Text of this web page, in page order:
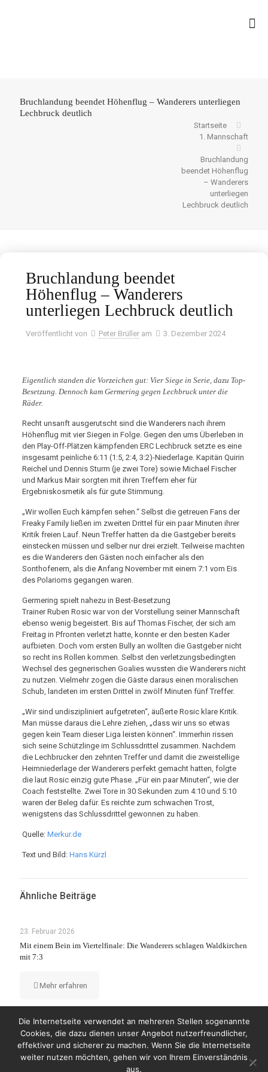
Bruchlandung beendet Höhenflug – Wanderers unterliegen
Lechbruck deutlich
Startseite
1. Mannschaft
Bruchlandung
beendet Höhenflug
– Wanderers
unterliegen
Lechbruck deutlich
Bruchlandung beendet
Höhenflug – Wanderers
unterliegen Lechbruck deutlich
Veröffentlicht von Peter Brüller am 3. Dezember 2024
Eigentlich standen die Vorzeichen gut: Vier Siege in Serie, dazu Top-
Besetzung. Dennoch kam Germering gegen Lechbruck unter die
Räder.
Recht unsanft ausgerutscht sind die Wanderers nach ihrem
Höhenflug mit vier Siegen in Folge. Gegen den ums Überleben in
den Play-Off-Plätzen kämpfenden ERC Lechbruck setzte es eine
insgesamt peinliche 6:11 (1:5, 2:4, 3:2)-Niederlage. Kapitän Quirin
Reichel und Dennis Sturm (je zwei Tore) sowie Michael Fischer
und Markus Mair sorgten mit ihren Treffern eher für
Ergebniskosmetik als für gute Stimmung.
„Wir wollen Euch kämpfen sehen.“ Selbst die getreuen Fans der
Freaky Family ließen im zweiten Drittel für ein paar Minuten ihrer
Kritik freien Lauf. Neun Treffer hatten da die Gastgeber bereits
einstecken müssen und selber nur drei erzielt. Teilweise machten
es die Wanderers den Gästen noch einfacher als den
Sonthofenern, als die Anfang November mit einem 7:1 vom Eis
des Polarioms gegangen waren.
Germering spielt nahezu in Best-Besetzung
Trainer Ruben Rosic war von der Vorstellung seiner Mannschaft
ebenso wenig begeistert. Bis auf Thomas Fischer, der sich am
Freitag in Pfronten verletzt hatte, konnte er den besten Kader
aufbieten. Doch vom ersten Bully an wollten die Gastgeber nicht
so recht ins Rollen kommen. Selbst den verletzungsbedingten
Wechsel des gegnerischen Goalies wussten die Wanderers nicht
zu nutzen. Vielmehr zogen die Gäste daraus einen moralischen
Schub, landeten im ersten Drittel in zwölf Minuten fünf Treffer.
„Wir sind undiszipliniert aufgetreten“, äußerte Rosic klare Kritik.
Man müsse daraus die Lehre ziehen, „dass wir uns so etwas
gegen kein Team dieser Liga leisten können“. Immerhin rissen
sich seine Schützlinge im Schlussdrittel zusammen. Nachdem
die Lechbrucker den zehnten Treffer und damit die zweistellige
Heimniederlage der Wanderers perfekt gemacht hatten, folgte
die laut Rosic einzig gute Phase. „Für ein paar Minuten“, wie der
Coach feststellte. Zwei Tore in 30 Sekunden zum 4:10 und 5:10
waren der Beleg dafür. Es reichte zum schwachen Trost,
wenigstens das Schlussdrittel gewonnen zu haben.
Quelle: Merkur.de
Text und Bild: Hans Kürzl
Ähnliche Beiträge
23. Februar 2026
Mit einem Bein im Viertelfinale: Die Wanderers schlagen Waldkirchen
mit 7:3
Mehr erfahren
© Copyright 2023 by Wanderers Germering
Die Internetseite verwendet an mehreren Stellen sogenannte
Cookies, die dazu dienen unser Angebot nutzerfreundlicher,
effektiver und sicherer zu machen. Wenn Sie die Internetseite
weiter nutzen möchten, gehen wir von Ihrem Einverständnis
aus.